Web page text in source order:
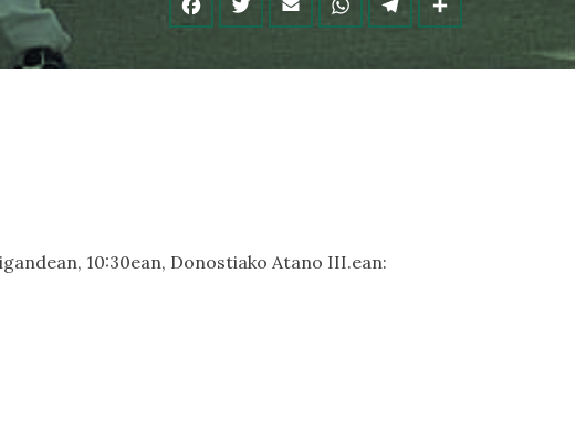
10:30ean, Donostiako Atano III.ean: